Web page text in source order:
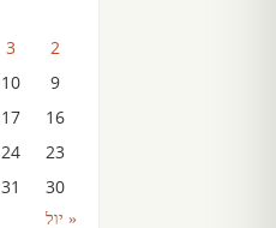
2
3
9
10
16
17
23
24
30
31
« יול